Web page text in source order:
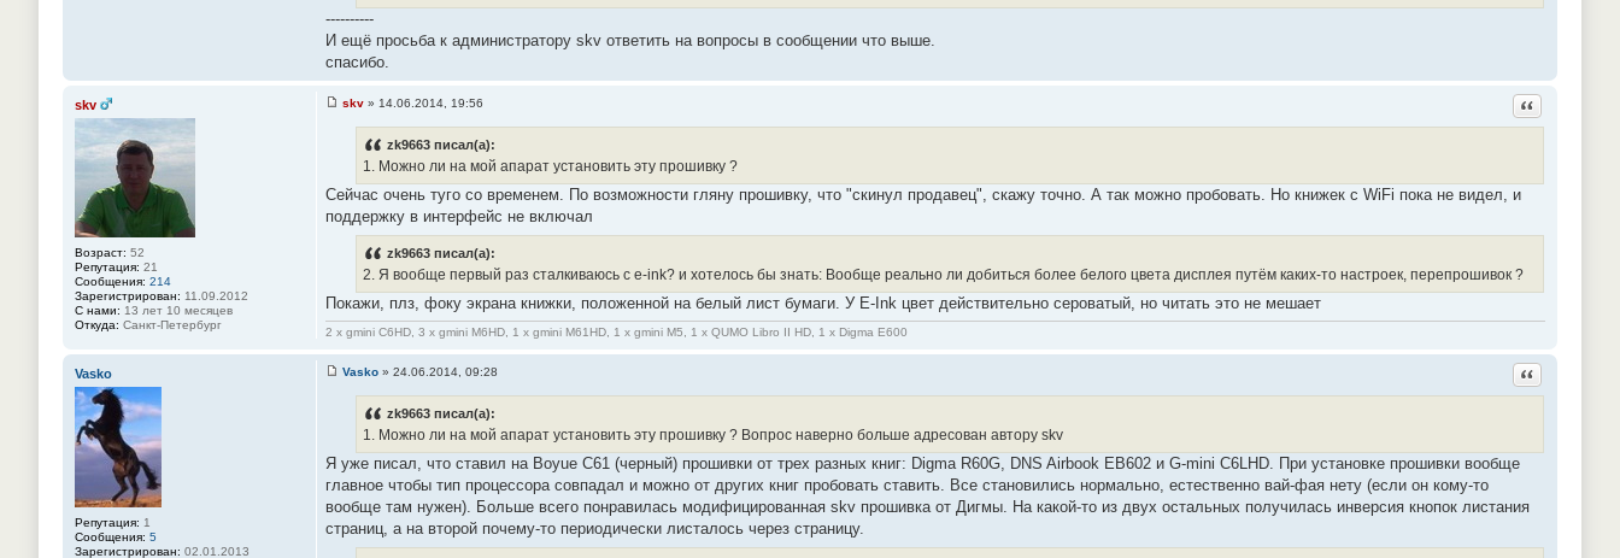
#
2
----------
И ещё просьба к администратору skv ответить на вопросы в сообщении что выше.
спасибо.
skv
Возраст: 52
Репутация: 21
Сообщения: 214
Зарегистрирован: 11.09.2012
С нами: 13 лет 10 месяцев
Откуда: Санкт-Петербург
Ответить с
н
и
е
skv » 14.06.2014, 19:56
zk9663 писал(а):
1. Можно ли на мой апарат установить эту прошивку ?
Сейчас очень туго со временем. По возможности гляну прошивку, что "скинул продавец", скажу точно. А так можно пробовать. Но книжек с WiFi пока не видел, и
поддержку в интерфейс не включал
zk9663 писал(а):
2. Я вообще первый раз сталкиваюсь с e-ink? и хотелось бы знать: Вообще реально ли добиться более белого цвета дисплея путём каких-то настроек, перепрошивок ?
Покажи, плз, фоку экрана книжки, положенной на белый лист бумаги. У E-Ink цвет действительно сероватый, но читать это не мешает
2 x gmini C6HD, 3 x gmini M6HD, 1 x gmini M61HD, 1 x gmini M5, 1 x QUMO Libro II HD, 1 x Digma E600
Vasko
Репутация: 1
Сообщения: 5
Зарегистрирован: 02.01.2013
Ответить с
н
и
#
2
7
Vasko » 24.06.2014, 09:28
zk9663 писал(а):
1. Можно ли на мой апарат установить эту прошивку ? Вопрос наверно больше адресован автору skv
Я уже писал, что ставил на Boyue C61 (черный) прошивки от трех разных книг: Digma R60G, DNS Airbook EB602 и G-mini C6LHD. При установке прошивки вообще
главное чтобы тип процессора совпадал и можно от других книг пробовать ставить. Все становились нормально, естественно вай-фая нету (если он кому-то
вообще там нужен). Больше всего понравилась модифицированная skv прошивка от Дигмы. На какой-то из двух остальных получилась инверсия кнопок листания
страниц, а на второй почему-то периодически листалось через страницу.